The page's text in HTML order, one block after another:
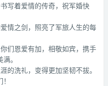
写着爱情的传奇，祝军婚快
情之剑，照亮了军旅人生的每
们恩爱有加，相敬如宾，携手
。
的洗礼，变得更加坚韧不拔。